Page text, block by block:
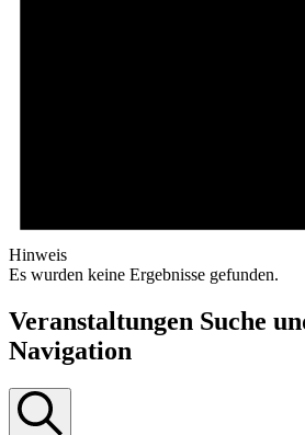
Hinweis
Es wurden keine Ergebnisse gefunden.
Veranstaltungen Suche
Navigation